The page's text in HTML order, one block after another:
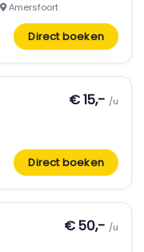
Amersfoort
Direct boeken
€ 15,- /u
Direct boeken
€ 50,- /u